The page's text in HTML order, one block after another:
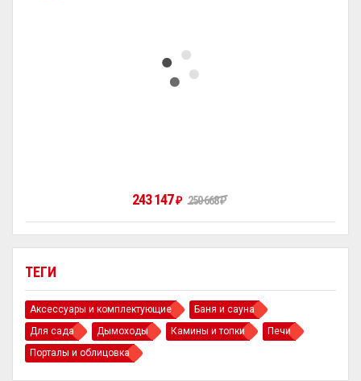
ТЕГИ
Аксессуары и комплектующие
Баня и сауна
Для сада
Дымоходы Камины и топки
Печи
Порталы и облицовка
243 147₽ 250 668₽